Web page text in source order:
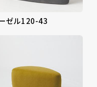
ゼル120-43